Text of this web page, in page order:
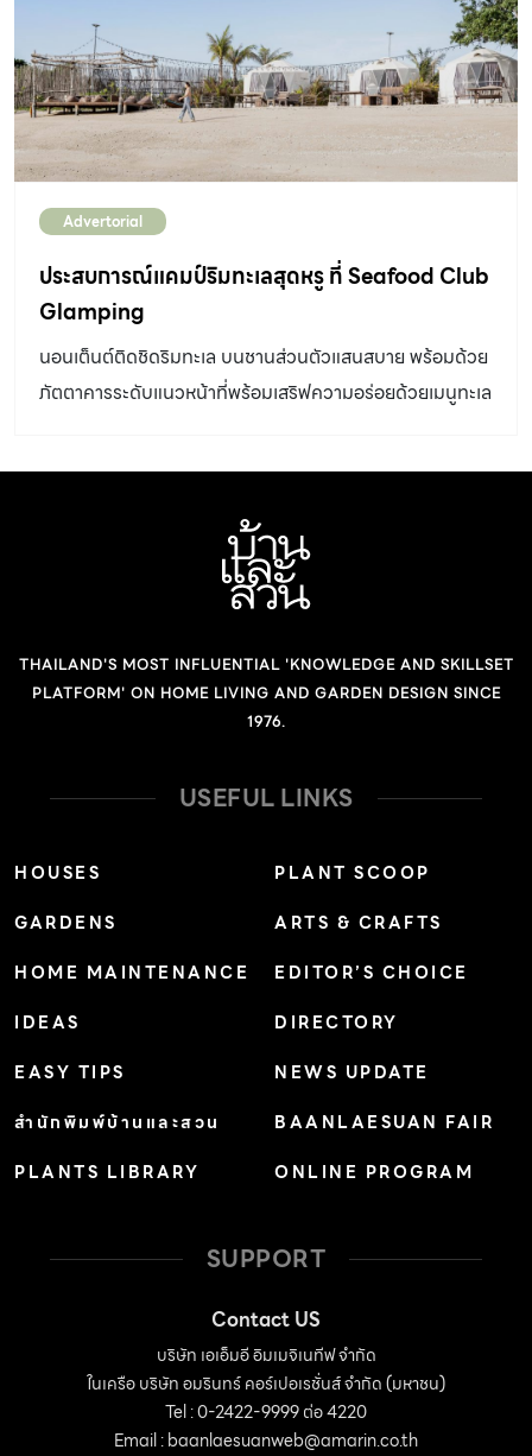
ดังนี้ ผนังขึ้นรา กรณีที่ 1 | เกิดจากสภาวะอากาศทั่วไป พื้นที่
ดังกล่าวอาจประสบปัญหาเรื่องความชื้นโดยตรง มีสภาวะ
แวดล้อมและอุณหภูมิที่เหมาะสมกับการเติบโตของเชื้อรา อาทิ
ผนังบ้านภายนอกบริเวณชั้นล่างเกิดคราบเชื้อรา และผนังแตก
ล่อนมักเป็นผนังที่อยู่ติดกับสนามหญ้าและสวน จึงเป็นไปได้ว่า
ปัญหา 1. สำหรับ “ผนังภายนอก” ให้เริ่มลอกสีผนังออก โดยใช้
เกรียงขูดผนังให้เรียบร้อย ส่วน “ผนังภายใน” ให้ขัดล้าง ขูดสี
และกำจัดเชื้อราออก ควรทิ้งให้ผนังคายความชื้นประมาณ 1
ชุ่ม ปล่อยให้แห้งสนิทก่อนทาสี ส่วน “ผนังภายใน” ทาน้ำยาฆ่า
เชื้อราและตะไคร่น้ำ (ประเภทไมโครคิล) ปล่อยให้แห้งนาน 2-3
Advertorial
ประสบการณ์แคมป์ริมทะเลสุดหรู ที่ Seafood Club
Glamping
นอนเต็นต์ติดชิดริมทะเล บนชานส่วนตัวแสนสบาย พร้อมด้วย
ภัตตาคารระดับแนวหน้าที่พร้อมเสริฟความอร่อยด้วยเมนูทะเล
Glamping พื้นที่สำหรับคนรักการสังสรรค์ริมหาดอย่าง
แสน จากแรกเริ่มด้วยแรงบันดาลใจที่ต้องการสร้างพื้นที่
สังสรรค์ในแบบที่ใช่ของเหล่าหุ้นส่วนนั่นคือ “Beach
Barbeque” พื้นที่แห่งนี้จึงเริ่มต้นเปิดเป็นร้านอาหารที่โดด
คัดเลือกมาอย่างดี และมีบรรยากาศที่ชวนให้ผ่อนคลาย ขับรถ
จากกรุงเทพฯมาได้ไม่เกิน 2 ชั่วโมง Seafood Club
ใครหลายคนในทันที งานเลี้ยงบางครั้งก็ไม่ยอมเลิกรา นั่นจึง
หาดในช่วงแรก ปัจจุบัน Seafood Club Glamping ได้
เลือกออกแบบให้ที่พักยังคงมีลักษณะแบบเต็นต์ เฉกเช่นในวัน
การ์ด และเครื่องปรับอากาศ รวมถึงสิ่งอำนวยความสะดวกไม่
น้อยหน้าโรงแรมหรูแต่อย่างใด เรียกว่าไปพักแบบได้
สูงเพื่อความทนทาน สัมผัสที่ใกล้เคียงไม้จริง และไม้สังเคราะห์
อากาศริมทะเลกัดกร่อนให้ผุพังไปในเวลาไม่นาน ชานพักผ่อน
THAILAND'S MOST INFLUENTIAL 'KNOWLEDGE AND SKILLSET
PLATFORM' ON HOME LIVING AND GARDEN DESIGN SINCE
1976.
USEFUL LINKS
HOUSES
GARDENS
HOME MAINTENANCE
IDEAS
EASY TIPS
สำนักพิมพ์บ้านและสวน
PLANTS LIBRARY
PLANT SCOOP
ARTS & CRAFTS
EDITOR’S CHOICE
DIRECTORY
NEWS UPDATE
BAANLAESUAN FAIR
ONLINE PROGRAM
SUPPORT
Contact US
บริษัท เอเอ็มอี อิมเมจิเนทีฟ จำกัด
ในเครือ บริษัท อมรินทร์ คอร์เปอเรชั่นส์ จำกัด (มหาชน)
Tel : 0-2422-9999 ต่อ 4220
Email :baanlaesuanweb@amarin.co.th